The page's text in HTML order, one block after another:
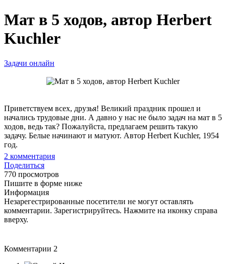
Мат в 5 ходов, автор Herbert
Kuchler
Задачи онлайн
Приветствуем всех, друзья! Великий праздник прошел и
начались трудовые дни. А давно у нас не было задач на мат в 5
ходов, ведь так? Пожалуйста, предлагаем решить такую
задачу. Белые начинают и матуют. Автор Herbert Kuchler, 1954
год.
2 комментария
Поделиться
770 просмотров
Пишите в форме ниже
Информация
Незарегестрированные посетители не могут оставлять
комментарии. Зарегистрируйтесь. Нажмите на иконку справа
вверху.
Комментарии 2